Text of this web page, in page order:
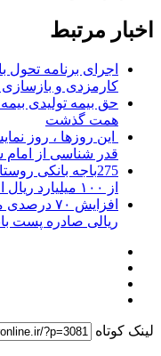
اخبار مرتبط
اجرای برنامه تحول
کارمزدی و بازسازی
همت گذشت
این روزها ، روز
قدر شناسی از
275باجه بانکی
از ۱۰۰ میلیارد ریال افزایش دادند
ریالی صادره پست
لینک کوتاه